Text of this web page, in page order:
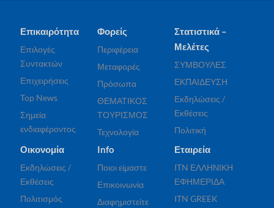
Επικαιρότητα
Επιλογές
Συντακτών
Επιχειρήσεις
Top News
Σημεία
ενδιαφέροντος
Φορείς
Περιφέρεια
Μεταφορές
Πρόσωπα
ΘΕΜΑΤΙΚΟΣ
ΤΟΥΡΙΣΜΟΣ
Τεχνολογία
Στατιστικά –
Μελέτες
ΣΥΜΒΟΥΛΕΣ
ΕΚΠΑΙΔΕΥΣΗ
Εκδηλώσεις /
Εκθέσεις
Πολιτική
Οικονομία
Εκδηλώσεις /
Εκθέσεις
Πολιτισμός
Info
Ποιοι είμαστε
Επικοινωνία
Διαφημιστείτε
Εταιρεία
ITN ΕΛΛΗΝΙΚΗ
ΕΦΗΜΕΡΙΔΑ
ITN GREEK